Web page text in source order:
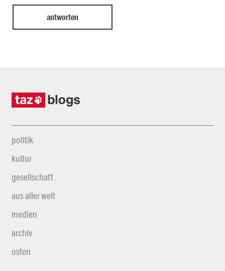
politik
kultur
gesellschaft
aus aller welt
medien
archiv
osten